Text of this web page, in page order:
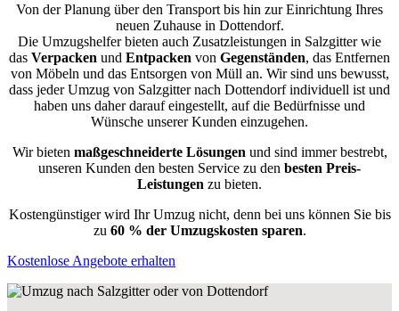
Von der Planung über den Transport bis hin zur Einrichtung Ihres
neuen Zuhause in Dottendorf.
Die Umzugshelfer bieten auch Zusatzleistungen in Salzgitter wie
das Verpacken und Entpacken von Gegenständen, das Entfernen
von Möbeln und das Entsorgen von Müll an. Wir sind uns bewusst,
dass jeder Umzug von Salzgitter nach Dottendorf individuell ist und
haben uns daher darauf eingestellt, auf die Bedürfnisse und
Wünsche unserer Kunden einzugehen.
Wir bieten maßgeschneiderte Lösungen und sind immer bestrebt,
unseren Kunden den besten Service zu den besten Preis-
Leistungen zu bieten.
Kostengünstiger wird Ihr Umzug nicht, denn bei uns können Sie bis
zu 60 % der Umzugskosten sparen.
Kostenlose Angebote erhalten